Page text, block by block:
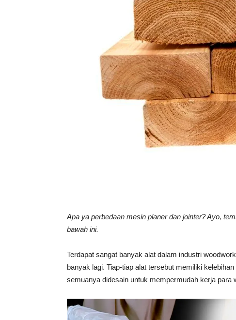
Cepat
Kering,
Kuat
&
Lama
Apa ya perbedaan mesin planer dan jointer? Ayo,
bawah ini.
Terdapat sangat banyak alat dalam industri
banyak lagi. Tiap-tiap alat tersebut memiliki
semuanya didesain untuk mempermudah kerja para